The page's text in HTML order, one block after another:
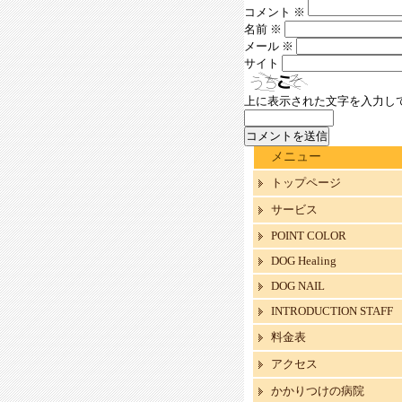
コメント ※
名前 ※
メール ※
サイト
上に表示された文字を入力し
メニュー
トップページ
サービス
POINT COLOR
DOG Healing
DOG NAIL
INTRODUCTION STAFF
料金表
アクセス
かかりつけの病院